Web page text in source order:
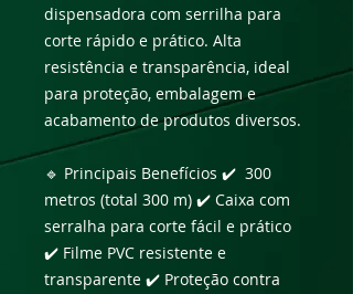
dispensadora com serrilha para
corte rápido e prático. Alta
resistência e transparência, ideal
para proteção, embalagem e
acabamento de produtos diversos.
🔹 Principais Benefícios ✔️ 300
metros (total 300 m) ✔️ Caixa com
serralha para corte fácil e prático
✔️ Filme PVC resistente e
transparente ✔️ Proteção contra